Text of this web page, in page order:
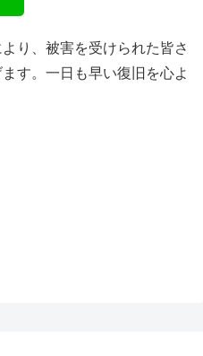
り、被害を受けられた皆さ
す。一日も早い復旧を心よ